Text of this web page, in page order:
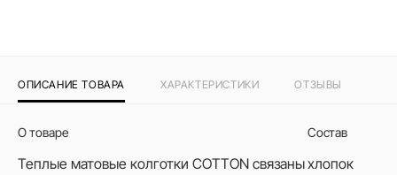
ОПИСАНИЕ ТОВАРА ХАРАКТЕРИСТИКИ ОТЗЫВЫ
О товаре
Теплые матовые колготки COTTON связаны
Состав
хлопок